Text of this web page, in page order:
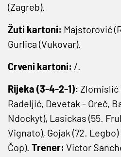
(Zagreb).
Žuti kartoni: Majstorović
Gurlica (Vukovar).
Crveni kartoni: /.
Rijeka (3-4-2-1): Zlomislić
Radeljić, Devetak - Oreč,
Ndockyt), Lasickas (55.
Vignato), Gojak (72.
Čop). Trener: Victor